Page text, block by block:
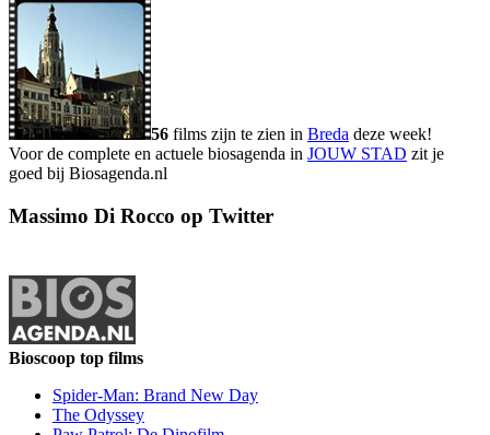
56 films zijn te zien in Breda deze week!
Voor de complete en actuele biosagenda in JOUW STAD zit je
goed bij Biosagenda.nl
Massimo Di Rocco op Twitter
Bioscoop top films
Spider-Man: Brand New Day
The Odyssey